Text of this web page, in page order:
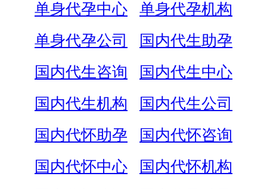
单身代孕中心
单身代孕机构
单身代孕公司
国内代生助孕
国内代生咨询
国内代生中心
国内代生机构
国内代生公司
国内代怀助孕
国内代怀咨询
国内代怀中心
国内代怀机构